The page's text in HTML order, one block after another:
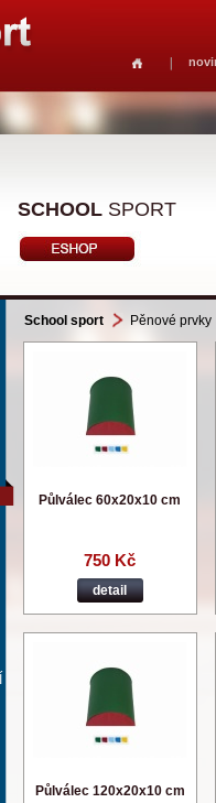
SCHOOL SPORT
School sport Pěnové
Půlválec 60x20x10 cm
750 Kč
detail
Půlválec 120x20x10 cm